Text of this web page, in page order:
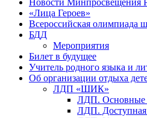
Новости Минпросвещения
«Лица Героев»
Всероссийская олимпиада
БДД
Мероприятия
Билет в будущее
Учитель родного языка и
Об организации отдыха
ЛДП «ШИК»
ЛДП. Основные
ЛДП. Доступная